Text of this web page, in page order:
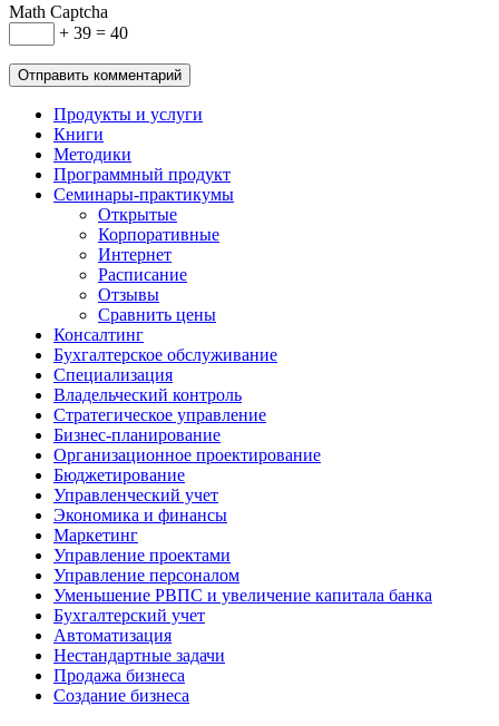
Math Captcha
+ 39 = 40
Продукты и услуги
Книги
Методики
Программный продукт
Семинары-практикумы
Открытые
Корпоративные
Интернет
Расписание
Отзывы
Сравнить цены
Консалтинг
Бухгалтерское обслуживание
Специализация
Владельческий контроль
Стратегическое управление
Бизнес-планирование
Организационное проектирование
Бюджетирование
Управленческий учет
Экономика и финансы
Маркетинг
Управление проектами
Управление персоналом
Уменьшение РВПС и увеличение капитала банка
Бухгалтерский учет
Автоматизация
Нестандартные задачи
Продажа бизнеса
Создание бизнеса